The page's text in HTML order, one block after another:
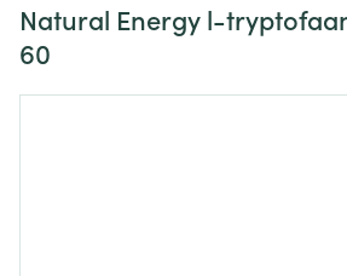
Natural Energy l-
60